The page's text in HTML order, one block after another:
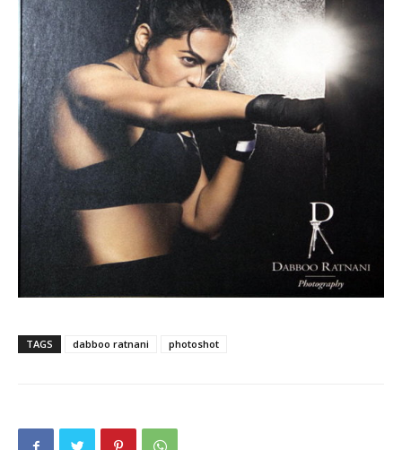
TAGS dabboo ratnani photoshot